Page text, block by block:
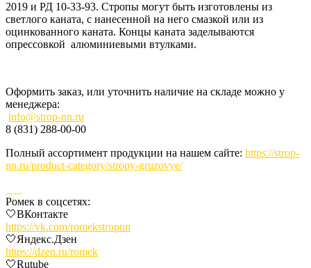
2019 и РД 10-33-93. Стропы могут быть изготовлены из
светлого каната, с нанесенной на него смазкой или из
оцинкованного каната. Концы каната заделываются
опрессовкой алюминиевыми втулками.
Оформить заказ, или уточнить наличие на складе можно у
менеджера:
info@strop-nn.ru
8 (831) 288-00-00
Полный ассортимент продукции на нашем сайте: https://strop-
nn.ru/product-category/stropy-gruzovye/
Ромек в соцсетях:
🤍ВКонтакте
https://vk.com/romekstropnn
🤍Яндекс.Дзен
https://dzen.ru/romek
🤍Rutube